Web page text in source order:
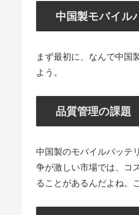
中国製モバイル
まず最初に、なんで中国
よう。
品質管理の課題
中国製のモバイルバッテ
争が激しい市場では、コ
ることがあるんだよね。